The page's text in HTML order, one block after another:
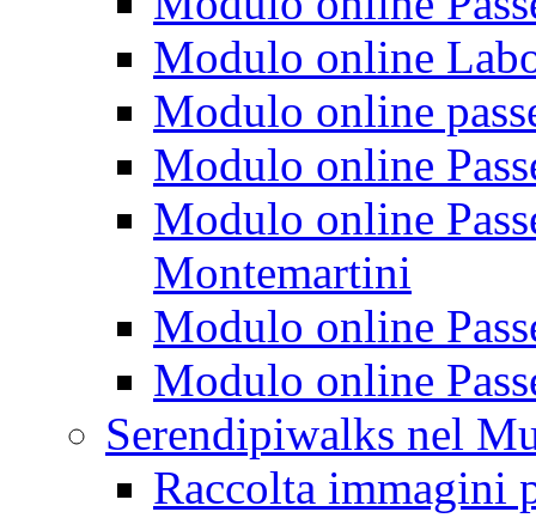
Modulo online
Modulo online
Modulo online
Modulo online
Montemartini
Modulo online
Modulo online
Serendipiwalks nel
Raccolta immagini